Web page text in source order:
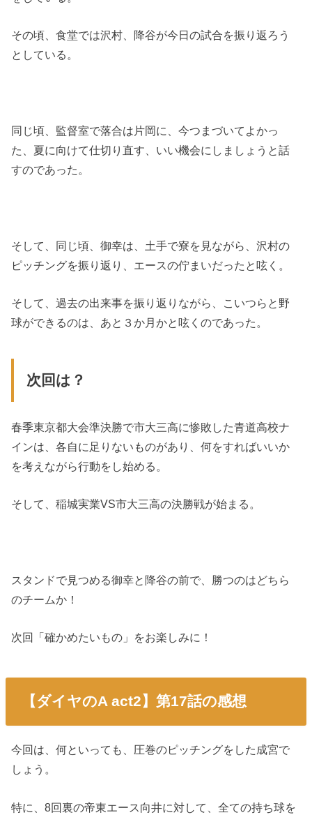
その頃、食堂では沢村、降谷が今日の試合を振り返ろう
としている。
同じ頃、監督室で落合は片岡に、今つまづいてよかっ
た、夏に向けて仕切り直す、いい機会にしましょうと話
すのであった。
そして、同じ頃、御幸は、土手で寮を見ながら、沢村の
ピッチングを振り返り、エースの佇まいだったと呟く。
そして、過去の出来事を振り返りながら、こいつらと野
球ができるのは、あと３か月かと呟くのであった。
次回は？
春季東京都大会準決勝で市大三高に惨敗した青道高校ナ
インは、各自に足りないものがあり、何をすればいいか
を考えながら行動をし始める。
そして、稲城実業VS市大三高の決勝戦が始まる。
スタンドで見つめる御幸と降谷の前で、勝つのはどちら
のチームか！
次回「確かめたいもの」をお楽しみに！
【ダイヤのA act2】第17話の感想
今回は、何といっても、圧巻のピッチングをした成宮で
しょう。
特に、8回裏の帝東エース向井に対して、全ての持ち球を